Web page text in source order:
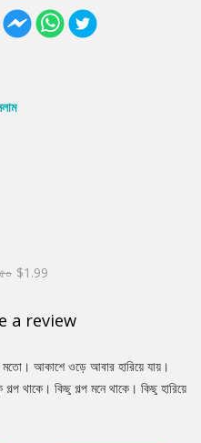
$1.99
a review
মতো। আকাশে ওড়ে আবার হারিয়ে যায়।
থাকে। কিছু গল্প মনে থাকে। কিছু হারিয়ে
মানে বারবার ছেলেবেলার মধুর রঙে রঙে